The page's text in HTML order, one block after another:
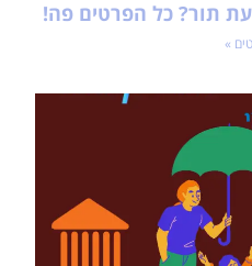
תור? כל הפרטים פה!
»